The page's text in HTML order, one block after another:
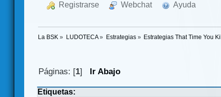
Registrarse Webchat Ayuda
La BSK » LUDOTECA» Estrategias» Estrategias That Time You
Páginas: [1] Ir Abajo
Etiquetas: